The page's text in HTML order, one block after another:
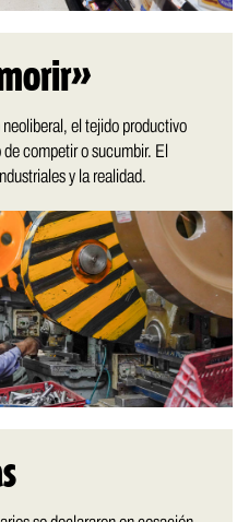
el tejido productivo
competir o sucumbir. El
y la realidad.